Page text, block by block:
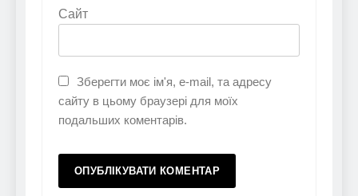
Сайт
Зберегти моє ім'я, e-mail, та адресу
сайту в цьому браузері для моїх
подальших коментарів.